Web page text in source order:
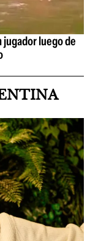
jugador luego de